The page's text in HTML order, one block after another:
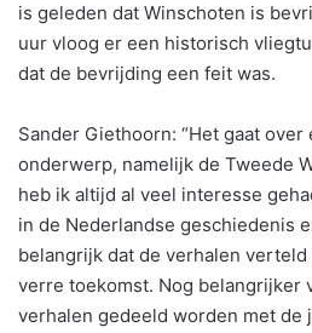
is geleden dat Winschoten is
uur vloog er een historisch
dat de bevrijding een feit was.
Sander Giethoorn: “Het gaat
onderwerp, namelijk de Tweede
heb ik altijd al veel interesse
in de Nederlandse geschiedenis
belangrijk dat de verhalen
verre toekomst. Nog belangrijker
verhalen gedeeld worden met de